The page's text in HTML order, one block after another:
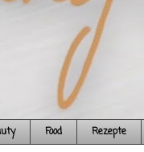
Food Rezepte